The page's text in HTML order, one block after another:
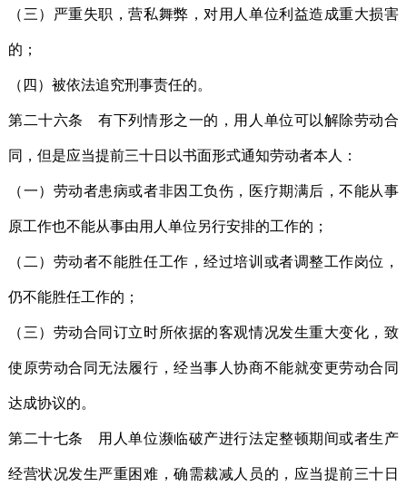
（三）严重失职，营私舞弊，对用人单位利益造成重大损害
的；
（四）被依法追究刑事责任的。
第二十六条 有下列情形之一的，用人单位可以解除劳动合
同，但是应当提前三十日以书面形式通知劳动者本人：
（一）劳动者患病或者非因工负伤，医疗期满后，不能从事
原工作也不能从事由用人单位另行安排的工作的；
（二）劳动者不能胜任工作，经过培训或者调整工作岗位，
仍不能胜任工作的；
（三）劳动合同订立时所依据的客观情况发生重大变化，致
使原劳动合同无法履行，经当事人协商不能就变更劳动合同
达成协议的。
第二十七条 用人单位濒临破产进行法定整顿期间或者生产
经营状况发生严重困难，确需裁减人员的，应当提前三十日